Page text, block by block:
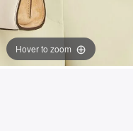
Hover to zoom